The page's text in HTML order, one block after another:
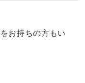
お持ちの方もい